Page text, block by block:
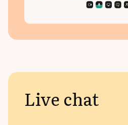
Live chat